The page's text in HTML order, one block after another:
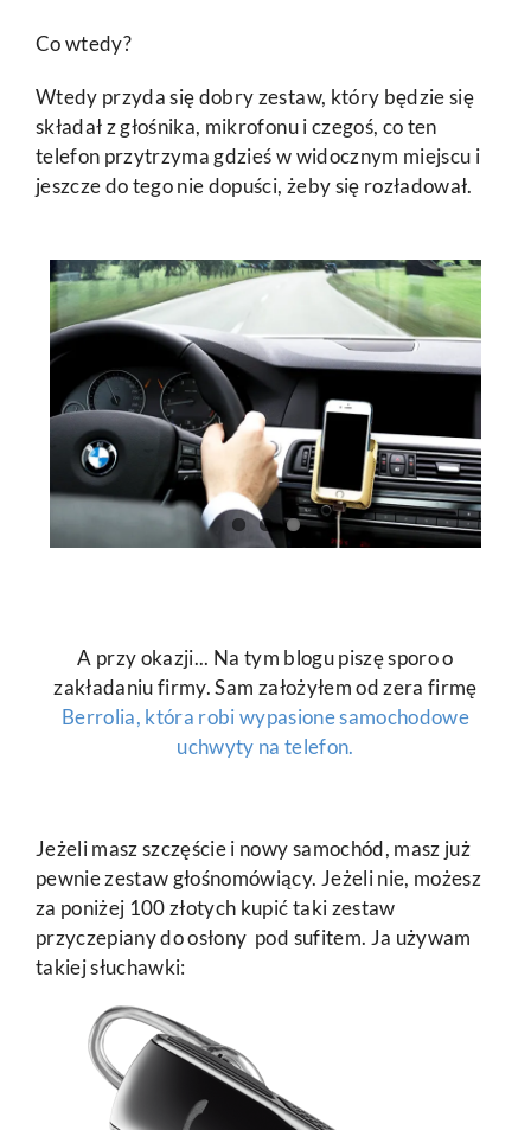
Co wtedy?
Wtedy przyda się dobry zestaw, który będzie się
składał z głośnika, mikrofonu i czegoś, co ten
telefon przytrzyma gdzieś w widocznym miejscu i
jeszcze do tego nie dopuści, żeby się rozładował.
A przy okazji... Na tym blogu piszę sporo o
zakładaniu firmy. Sam założyłem od zera firmę
Berrolia, która robi wypasione samochodowe
uchwyty na telefon.
Jeżeli masz szczęście i nowy samochód, masz już
pewnie zestaw głośnomówiący. Jeżeli nie, możesz
za poniżej 100 złotych kupić taki zestaw
przyczepiany do osłony pod sufitem. Ja używam
takiej słuchawki: